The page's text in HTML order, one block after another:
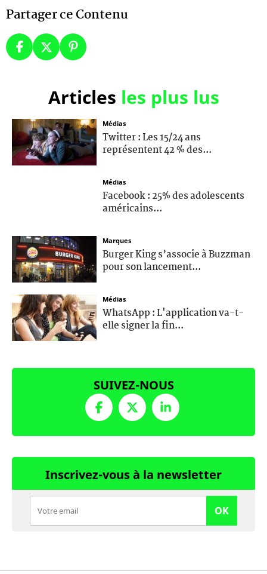
Partager ce Contenu
Articles les plus lus
Médias
Twitter : Les 15/24 ans
représentent 42 % des...
Médias
Facebook : 25% des adolescents
américains...
Marques
Burger King s’associe à Buzzman
pour son lancement...
Médias
WhatsApp : L'application va-t-
elle signer la fin...
SUIVEZ-NOUS
Inscrivez-vous à la newsletter
OK